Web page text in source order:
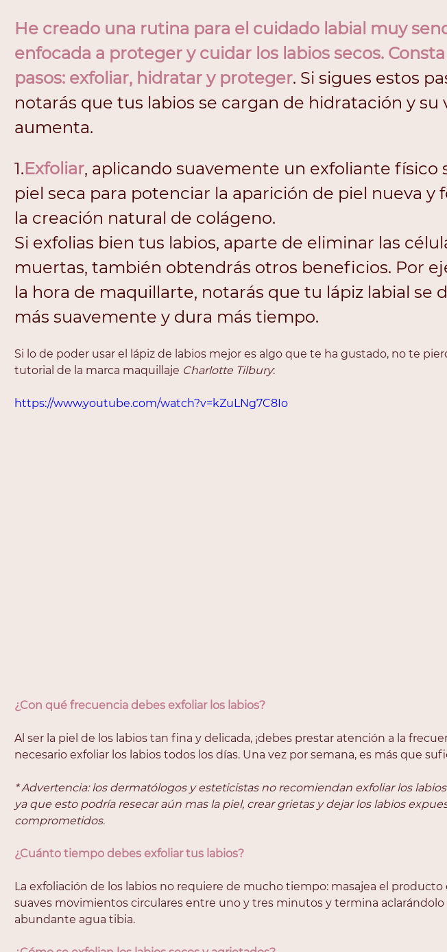
He creado una rutina para el cuidado labial muy
enfocada a proteger y cuidar los labios secos.
pasos: exfoliar, hidratar y proteger. Si sigues estos
notarás que tus labios se cargan de hidratación y su
aumenta.
1.Exfoliar, aplicando suavemente un exfoliante físico
piel seca para potenciar la aparición de piel nueva y
la creación natural de colágeno.
Si exfolias bien tus labios, aparte de eliminar las
muertas, también obtendrás otros beneficios. Por
la hora de maquillarte, notarás que tu lápiz labial se
más suavemente y dura más tiempo.
Si lo de poder usar el lápiz de labios mejor es algo que te ha gustado, no te
tutorial de la marca maquillaje Charlotte Tilbury:
https://www.youtube.com/watch?v=kZuLNg7C8Io
¿Con qué frecuencia debes exfoliar los labios?
Al ser la piel de los labios tan fina y delicada, ¡debes prestar atención a la
necesario exfoliar los labios todos los días. Una vez por semana, es más que
* Advertencia: los dermatólogos y esteticistas no recomiendan exfoliar los
ya que esto podría resecar aún mas la piel, crear grietas y dejar los labios
comprometidos.
¿Cuánto tiempo debes exfoliar tus labios?
La exfoliación de los labios no requiere de mucho tiempo: masajea el producto
suaves movimientos circulares entre uno y tres minutos y termina aclarándolo
abundante agua tibia.